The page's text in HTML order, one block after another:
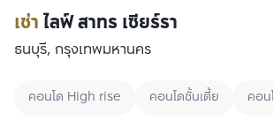
เช่าไลฟ์ สาทร เซียร์รา
ธนบุรี, กรุงเทพมหานคร
คอนโด High rise คอนโดชั้นเตี้ย คอน